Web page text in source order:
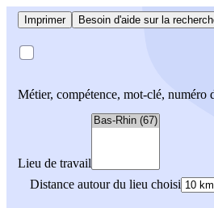
Imprimer Besoin d'aide sur la
Métier, compétence, mot-clé, numéro
Lieu de travail
Distance autour du lieu choisi